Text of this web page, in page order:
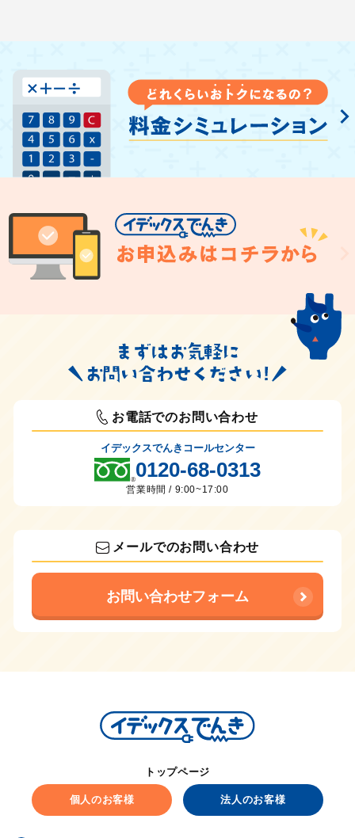
お電話でのお問い合わせ
イデックスでんきコールセンター
0120-68-0313
営業時間 / 9:00~17:00
メールでのお問い合わせ
お問い合わせフォーム
トップページ
個人のお客様 法人のお客様